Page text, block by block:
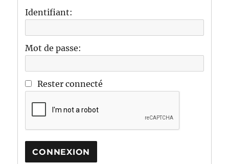
Identifiant:
Mot de passe:
Rester connecté
CONNEXION